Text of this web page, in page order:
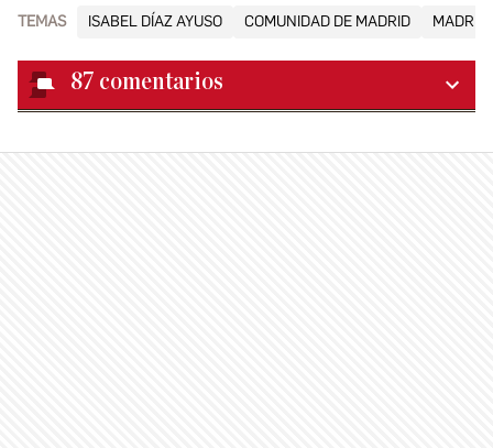
TEMAS ISABEL DÍAZ AYUSO COMUNIDAD DE MADRID MADRID
87 comentarios